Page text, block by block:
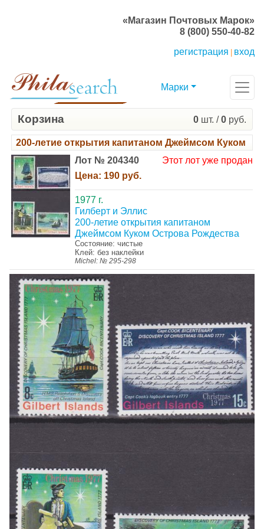
«Магазин Почтовых Марок»
8 (800) 550-40-82
регистрация
вход
Марки
Корзина 0 шт. /0 руб.
200-летие открытия капитаном Джеймсом Куком
Лот № 204340
Цена: 190 руб.
Этот лот уже продан
1977 г.
Гилберт и Эллис
200-летие открытия капитаном
Джеймсом Куком Острова Рождества
Состояние: чистые
Клей: без наклейки
Michel: № 295-298